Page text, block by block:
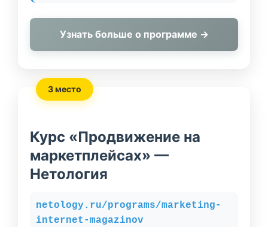
Узнать больше о программе →
3 место
Курс «Продвижение на
маркетплейсах» —
Нетология
netology.ru/programs/marketing-
internet-magazinov